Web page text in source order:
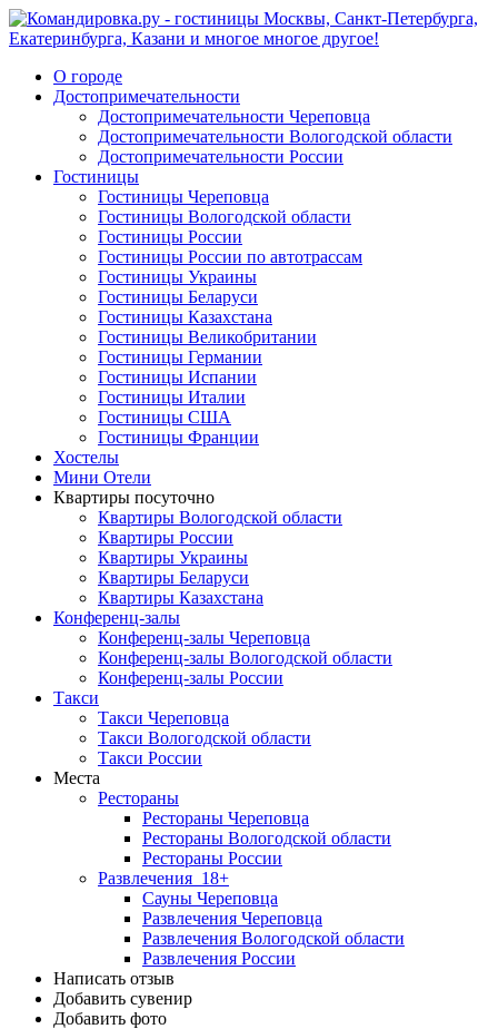
О городе
Достопримечательности
Достопримечательности Череповца
Достопримечательности Вологодской области
Достопримечательности России
Гостиницы
Гостиницы Череповца
Гостиницы Вологодской области
Гостиницы России
Гостиницы России по автотрассам
Гостиницы Украины
Гостиницы Беларуси
Гостиницы Казахстана
Гостиницы Великобритании
Гостиницы Германии
Гостиницы Испании
Гостиницы Италии
Гостиницы США
Гостиницы Франции
Хостелы
Мини Отели
Квартиры посуточно
Квартиры Вологодской области
Квартиры России
Квартиры Украины
Квартиры Беларуси
Квартиры Казахстана
Конференц-залы
Конференц-залы Череповца
Конференц-залы Вологодской области
Конференц-залы России
Такси
Такси Череповца
Такси Вологодской области
Такси России
Места
Рестораны
Рестораны Череповца
Рестораны Вологодской области
Рестораны России
Развлечения 18+
Сауны Череповца
Развлечения Череповца
Развлечения Вологодской области
Развлечения России
Написать отзыв
Добавить сувенир
Добавить фото